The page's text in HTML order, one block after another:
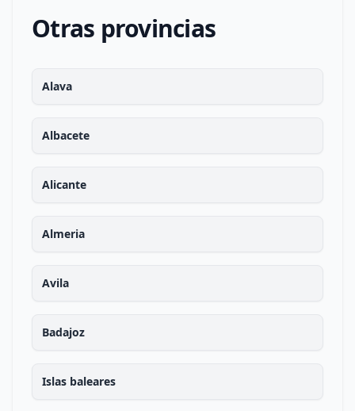
Otras provincias
Alava
Albacete
Alicante
Almeria
Avila
Badajoz
Islas baleares